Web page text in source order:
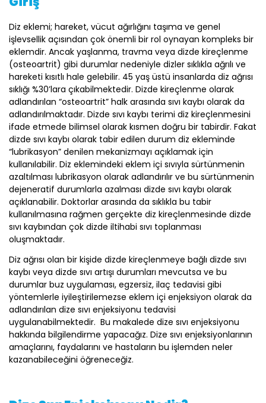
Diz eklemi; hareket, vücut ağırlığını taşıma ve genel
işlevsellik açısından çok önemli bir rol oynayan kompleks bir
eklemdir. Ancak yaşlanma, travma veya dizde kireçlenme
(osteoartrit) gibi durumlar nedeniyle dizler sıklıkla ağrılı ve
hareketi kısıtlı hale gelebilir. 45 yaş üstü insanlarda diz ağrısı
sıklığı %30’lara çıkabilmektedir. Dizde kireçlenme olarak
adlandırılan “osteoartrit” halk arasında sıvı kaybı olarak da
adlandırılmaktadır. Dizde sıvı kaybı terimi diz kireçlenmesini
ifade etmede bilimsel olarak kısmen doğru bir tabirdir. Fakat
dizde sıvı kaybı olarak tabir edilen durum diz ekleminde
“lubrikasyon” denilen mekanizmayı açıklamak için
kullanılabilir. Diz eklemindeki eklem içi sıvıyla sürtünmenin
azaltılması lubrikasyon olarak adlandırılır ve bu sürtünmenin
dejeneratif durumlarla azalması dizde sıvı kaybı olarak
açıklanabilir. Doktorlar arasında da sıklıkla bu tabir
kullanılmasına rağmen gerçekte diz kireçlenmesinde dizde
sıvı kaybından çok dizde iltihabi sıvı toplanması
oluşmaktadır.
Diz ağrısı olan bir kişide dizde kireçlenmeye bağlı dizde sıvı
kaybı veya dizde sıvı artışı durumları mevcutsa ve bu
durumlar buz uygulaması, egzersiz, ilaç tedavisi gibi
yöntemlerle iyileştirilemezse eklem içi enjeksiyon olarak da
adlandırılan dize sıvı enjeksiyonu tedavisi
uygulanabilmektedir. Bu makalede dize sıvı enjeksiyonu
hakkında bilgilendirme yapacağız. Dize sıvı enjeksiyonlarının
amaçlarını, faydalarını ve hastaların bu işlemden neler
kazanabileceğini öğreneceğiz.